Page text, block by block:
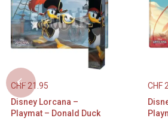
CHF 21.95
Disney Lorcana –
Playmat – Donald Duck
CHF